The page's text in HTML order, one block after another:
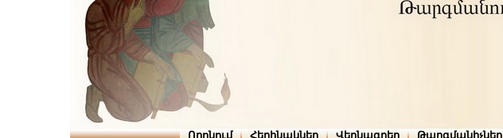
Որոնում Հեղինակներ Վերնագրեր Թարգմանիչներ